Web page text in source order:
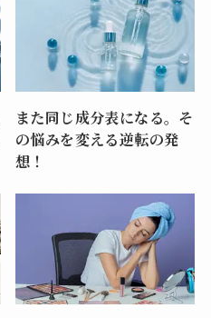
また同じ成分表になる。そ
の悩みを変える逆転の発
想！